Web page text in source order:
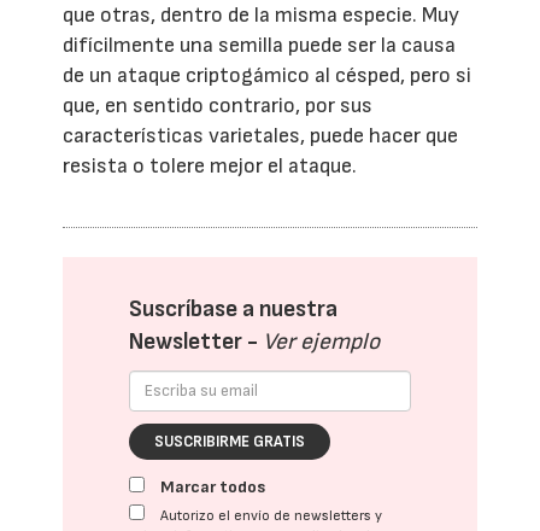
que otras, dentro de la misma especie. Muy
difícilmente una semilla puede ser la causa
de un ataque criptogámico al césped, pero si
que, en sentido contrario, por sus
características varietales, puede hacer que
resista o tolere mejor el ataque.
Suscríbase a nuestra
Newsletter - Ver ejemplo
SUSCRIBIRME GRATIS
Marcar todos
Autorizo el envío de newsletters y